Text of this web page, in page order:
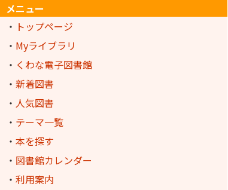
メニュー
・ トップページ
・ Myライブラリ
・ くわな電子図書館
・ 新着図書
・ 人気図書
・ テーマ一覧
・ 本を探す
・ 図書館カレンダー
・ 利用案内